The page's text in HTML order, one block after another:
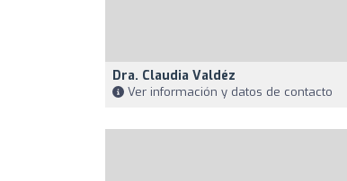
Dra. Claudia Valdéz
Ver información y datos de contacto